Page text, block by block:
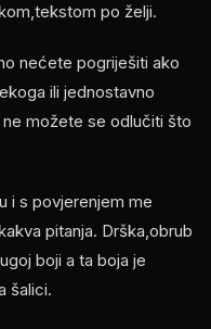
po želji.
nećete pogriješiti ako
ili jednostavno
možete se odlučiti što
i s povjerenjem me
pitanja. Drška,obrub
boji a ta boja je
šalici.